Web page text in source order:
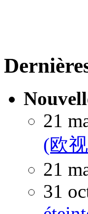
21
(欧
21
31